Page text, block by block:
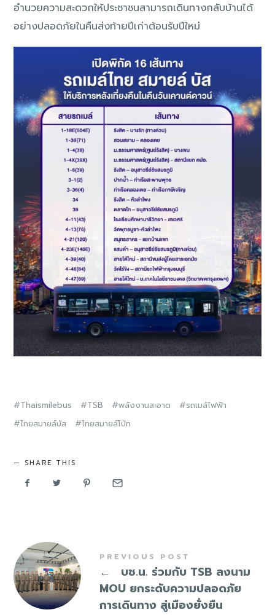
อำนวยความสะดวกให้ประชาชนสามารถเดินทางกลับบ้านได้
อย่างปลอดภัยในคืนส่งท้ายปีเก่าต้อนรับปีใหม่
Thaismilebus TSB พลังงานสะอาด
รถเมล์ไฟฟ้า
ไทยสมายล์บัส
ไทยสมายล์โบ้ท
SHARE THIS
PREVIOUS POST
←
บช.น. ร่วมกับ TSB ลงนาม
MOU ยกระดับความปลอดภัย
การเดินทาง สู่เมืองยั่งยืน